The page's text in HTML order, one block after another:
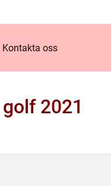
Kontakta oss
2021